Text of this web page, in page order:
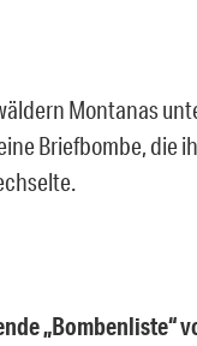
Montanas
Briefbombe, die
„Bombenliste“